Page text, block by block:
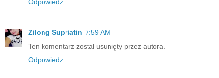
Odpowiedz
Zilong Supriatin 7:59 AM
Ten komentarz został usunięty przez autora.
Odpowiedz